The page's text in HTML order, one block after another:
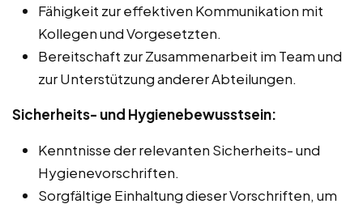
Fähigkeit zur effektiven Kommunikation mit
Kollegen und Vorgesetzten.
Bereitschaft zur Zusammenarbeit im Team und
zur Unterstützung anderer Abteilungen.
Sicherheits- und Hygienebewusstsein:
Kenntnisse der relevanten Sicherheits- und
Hygienevorschriften.
Sorgfältige Einhaltung dieser Vorschriften, um